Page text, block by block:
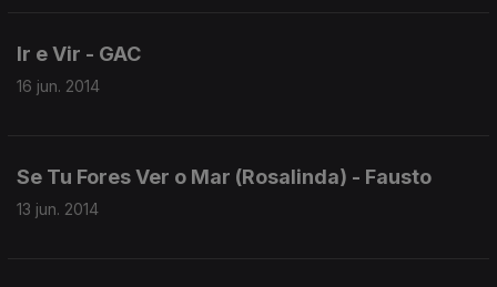
Ir e Vir - GAC
16 jun. 2014
Se Tu Fores Ver o Mar (Rosalinda) - Fausto
13 jun. 2014